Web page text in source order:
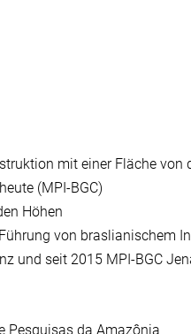
mit einer Fläche von
(MPI-BGC)
Höhen
von braslianischem
und seit 2015 MPI-BGC
Pesquisas da Amazônia